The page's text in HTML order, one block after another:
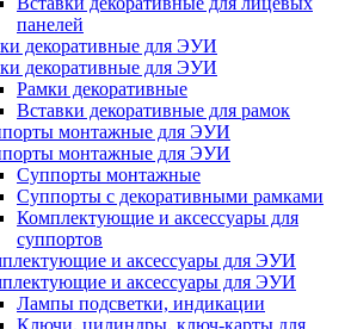
панелей
декоративные для ЭУИ
декоративные для ЭУИ
Рамки декоративные
Вставки декоративные для рамок
монтажные для ЭУИ
монтажные для ЭУИ
Суппорты монтажные
Суппорты с декоративными рамками
Комплектующие и аксессуары для
суппортов
и аксессуары для ЭУИ
и аксессуары для ЭУИ
Лампы подсветки, индикации
Ключи, цилиндры, ключ-карты для